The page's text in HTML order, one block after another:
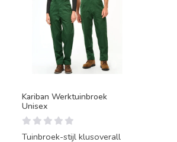
Kariban Werktuinbroek
Unisex
Tuinbroek-stijl klusoverall